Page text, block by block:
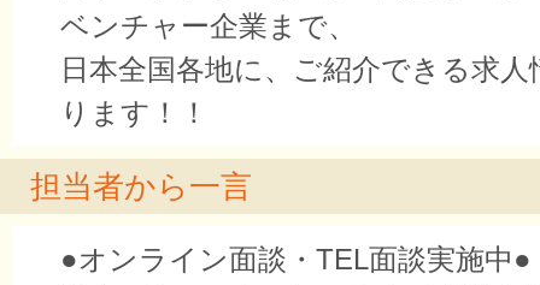
ベンチャー企業まで、
日本全国各地に、ご紹介できる求
ります！！
担当者から一言
●オンライン面談・TEL面談実施中●